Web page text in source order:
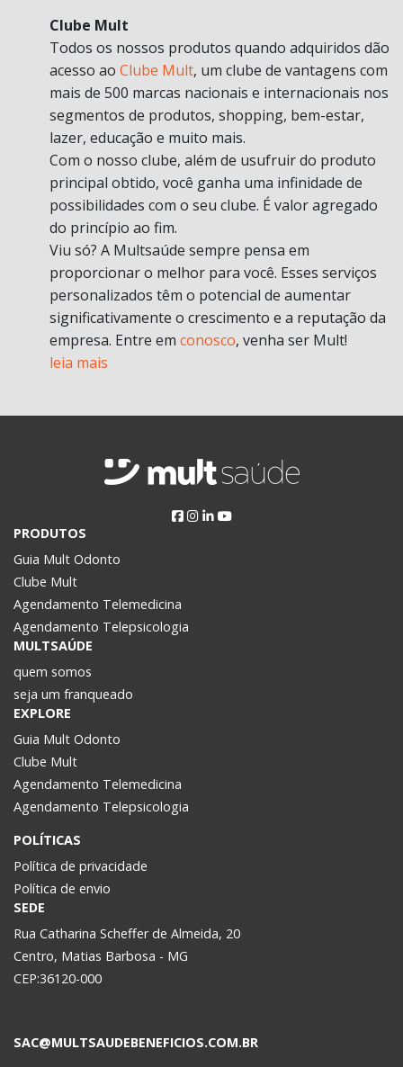
Clube Mult
Todos os nossos produtos quando adquiridos dão
acesso ao Clube Mult, um clube de vantagens com
mais de 500 marcas nacionais e internacionais nos
segmentos de produtos, shopping, bem-estar,
lazer, educação e muito mais.
Com o nosso clube, além de usufruir do produto
principal obtido, você ganha uma infinidade de
possibilidades com o seu clube. É valor agregado
do princípio ao fim.
Viu só? A Multsaúde sempre pensa em
proporcionar o melhor para você. Esses serviços
personalizados têm o potencial de aumentar
significativamente o crescimento e a reputação da
empresa. Entre em conosco, venha ser Mult!
leia mais
PRODUTOS
Guia Mult Odonto
Clube Mult
Agendamento Telemedicina
Agendamento Telepsicologia
MULTSAÚDE
quem somos
seja um franqueado
EXPLORE
Guia Mult Odonto
Clube Mult
Agendamento Telemedicina
Agendamento Telepsicologia
POLÍTICAS
Política de privacidade
Política de envio
SEDE
Rua Catharina Scheffer de Almeida, 20
Centro, Matias Barbosa - MG
CEP:36120-000
SAC@MULTSAUDEBENEFICIOS.COM.BR